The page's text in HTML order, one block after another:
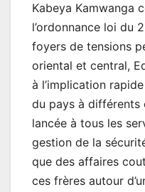
Kabeya Kamwanga
l’ordonnance loi du
foyers de tensions
oriental et central,
à l’implication
du pays à différents
lancée à tous les
gestion de la
que des affaires
ces frères autour